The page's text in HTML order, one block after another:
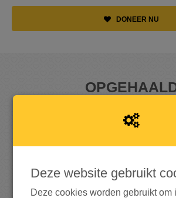
DONEER NU
2 5
bereikt van mijn
Deze website gebruikt
Deze cookies worden gebruikt om